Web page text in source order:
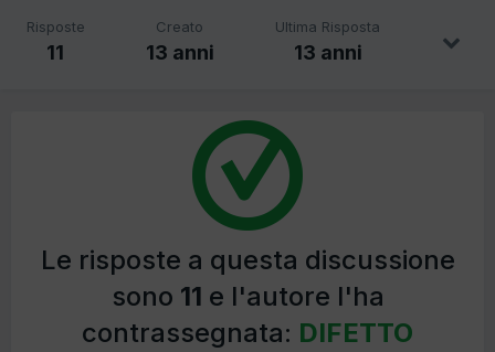
Risposte
11
Creato
13 anni
Ultima Risposta
13 anni
Le risposte a questa discussione
sono 11 e l'autore l'ha
contrassegnata: DIFETTO